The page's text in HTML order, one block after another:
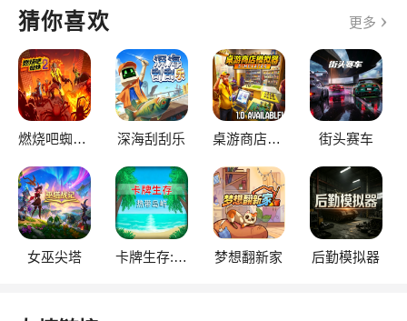
猜你喜欢 更多
燃烧吧蜘蛛2 深海刮刮乐 桌游商店模拟器 街头赛车
女巫尖塔 卡牌生存:热带岛屿 梦想翻新家 后勤模拟器